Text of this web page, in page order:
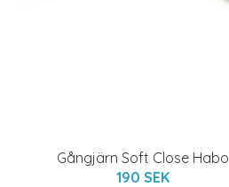
Gångjärn Soft Close Habo
190 SEK